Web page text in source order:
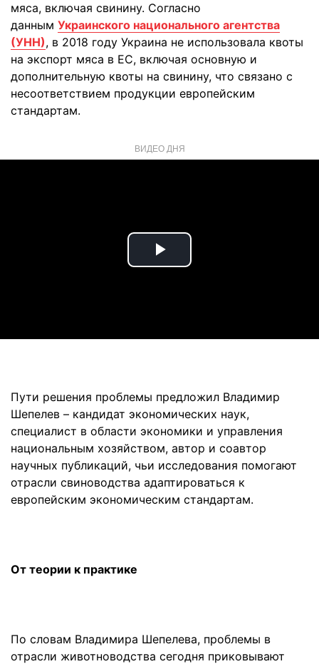
мяса, включая свинину. Согласно
данным Украинского национального агентства
(УНН), в 2018 году Украина не использовала квоты
на экспорт мяса в ЕС, включая основную и
дополнительную квоты на свинину, что связано с
несоответствием продукции европейским
стандартам.
ВИДЕО ДНЯ
Play
Пути решения проблемы предложил Владимир
Шепелев – кандидат экономических наук,
специалист в области экономики и управления
национальным хозяйством, автор и соавтор
научных публикаций, чьи исследования помогают
отрасли свиноводства адаптироваться к
европейским экономическим стандартам.
От теории к практике
По словам Владимира Шепелева, проблемы в
отрасли животноводства сегодня приковывают